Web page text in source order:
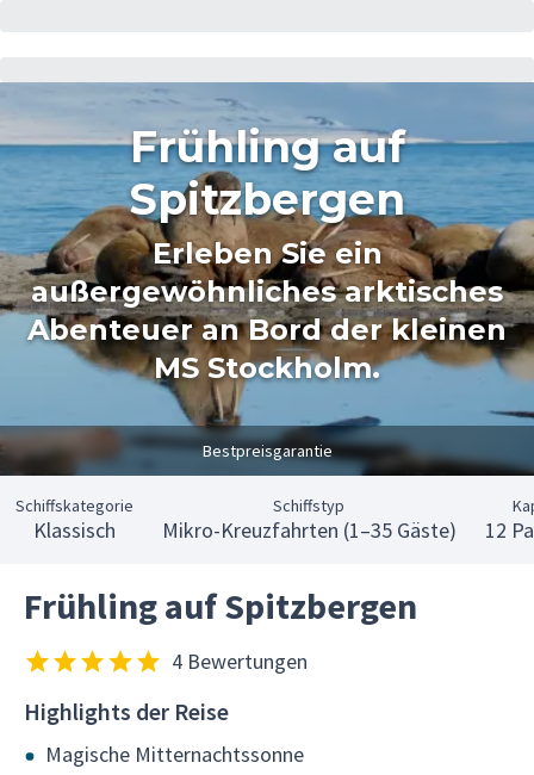
Frühling auf
Spitzbergen
Erleben Sie ein
außergewöhnliches arktisches
Abenteuer an Bord der kleinen
MS Stockholm.
Bestpreisgarantie
Schiffskategorie
Klassisch
Schiffstyp
Mikro-Kreuzfahrten (1–35 Gäste) 12
Frühling auf Spitzbergen
4 Bewertungen
Highlights der Reise
Magische Mitternachtssonne